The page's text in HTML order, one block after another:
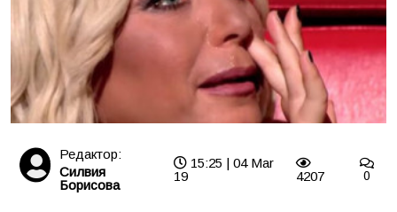
Редактор:
Силвия
Борисова
15:25 | 04 Mar
19
4207 0